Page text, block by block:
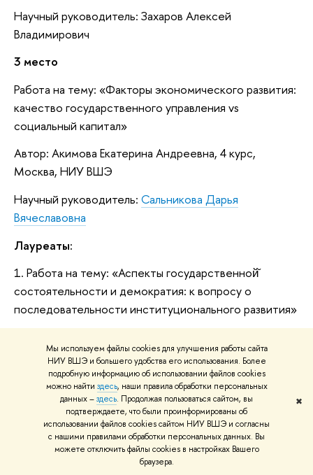
Мы используем файлы cookies для улучшения работы сайта
НИУ ВШЭ и большего удобства его использования. Более
подробную информацию об использовании файлов cookies
можно найти здесь, наши правила обработки персональных
данных –здесь. Продолжая пользоваться сайтом, вы
подтверждаете, что были проинформированы об
использовании файлов cookies сайтом НИУ ВШЭ и согласны
с нашими правилами обработки персональных данных. Вы
можете отключить файлы cookies в настройках Вашего
браузера.
✖
Научный руководитель: Захаров Алексей
Владимирович
3 место
Работа на тему: «Факторы экономического развития:
качество государственного управления vs
социальный капитал»
Автор: Акимова Екатерина Андреевна, 4 курс,
Москва, НИУ ВШЭ
Научный руководитель: Сальникова Дарья
Вячеславовна
Лауреаты:
1. Работа на тему: «Аспекты государственной̆
состоятельности и демократия: к вопросу о
последовательности институционального развития»
НИУ ВШЭ
Научный руководитель: Локшин Илья Михайлович
2. Работа на тему: «Экологический лоббизм в Европе:
опыт Великобритании с 1992 по 2012 г.»
Автор: Скоба Екатерина Евгеньевна, 4 курс, Москва,